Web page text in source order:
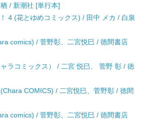
/ 新潮社 [単行本]
4 (花とゆめコミックス) / 田中 メカ / 白泉
comics) / 菅野彰、二宮悦巳 / 徳間書店
ラコミックス） / 二宮 悦巳、 菅野 彰 / 徳
COMICS) / 二宮悦巳、菅野彰 / 徳間
comics) / 菅野彰、二宮悦巳 / 徳間書店